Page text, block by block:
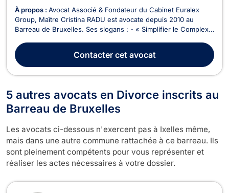
À propos : Avocat Associé & Fondateur du Cabinet Euralex
Group, Maître Cristina RADU est avocate depuis 2010 au
Barreau de Bruxelles. Ses slogans : - « Simplifier le Complexe
une importance primordiale au service à la Clientèle, et se
caractérise par une convivialité dans ...
Contactercet avocat
5 autres avocats en Divorce inscrits au
Barreau de Bruxelles
Les avocats ci-dessous n'exercent pas à Ixelles même,
mais dans une autre commune rattachée à ce barreau. Ils
sont pleinement compétents pour vous représenter et
réaliser les actes nécessaires à votre dossier.